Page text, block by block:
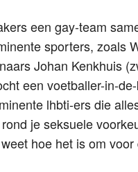
een gay-team
sporters, zoals
Johan Kenkhuis
een voetballer-in-
lhbti-ers die
je seksuele
hoe het is om